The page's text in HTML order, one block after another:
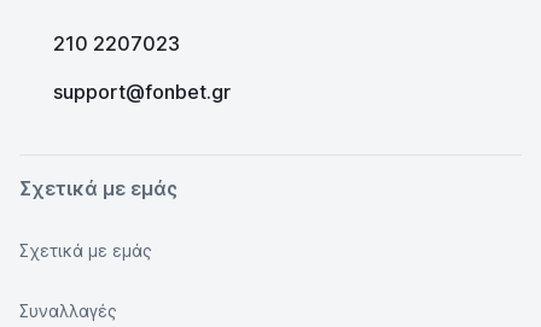
210 2207023
support@fonbet.gr
Σχετικά με εμάς
Σχετικά με εμάς
Συναλλαγές